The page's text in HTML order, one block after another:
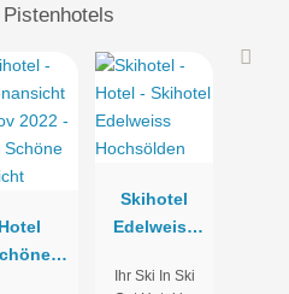
Hotel
Skihotel
Edelweiss
Ihr Ski In Ski